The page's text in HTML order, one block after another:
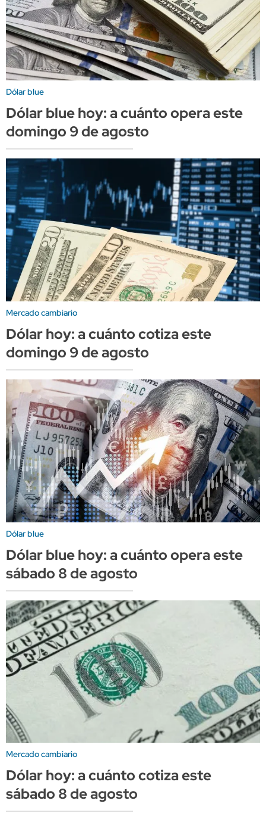
Dólar blue
Dólar blue hoy: a cuánto opera este
domingo 9 de agosto
Mercado cambiario
Dólar hoy: a cuánto cotiza este
domingo 9 de agosto
Dólar blue
Dólar blue hoy: a cuánto opera este
sábado 8 de agosto
Mercado cambiario
Dólar hoy: a cuánto cotiza este
sábado 8 de agosto